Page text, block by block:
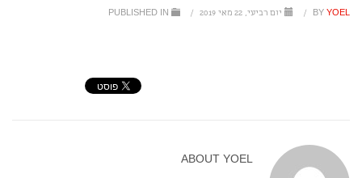
BY YOEL
/ יום רביעי, 22 מאי 2019 /
ABOUT YOEL